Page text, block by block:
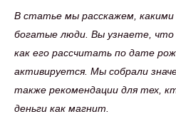
В статье мы расскажем,
богатые люди. Вы узнаете, что
как его рассчитать по дате
активируется. Мы собрали
также рекомендации для тех,
деньги как магнит.